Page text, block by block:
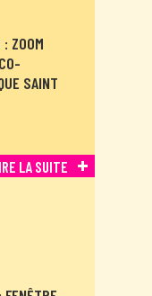
ZOOM
SAINT
LA SUITE